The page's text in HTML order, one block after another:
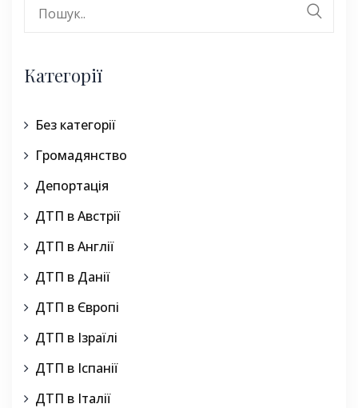
Категорії
Без категорії
Громадянство
Депортація
ДТП в Австрії
ДТП в Англії
ДТП в Данії
ДТП в Європі
ДТП в Ізраїлі
ДТП в Іспанії
ДТП в Італії